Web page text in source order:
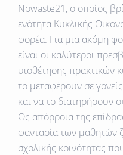
Nowaste21, ο οποίος
ενότητα Κυκλικής
φορέα. Για μια ακόμη
είναι οι καλύτεροι
υιοθέτησης πρακτικών
το μεταφέρουν σε
και να το διατηρήσουν
Ως απόρροια της
φαντασία των μαθητών
σχολικής κοινότητας